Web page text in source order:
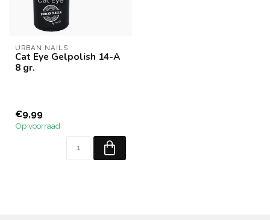
URBAN NAILS
Cat Eye Gelpolish 14-A
8 gr.
€9,99
Op voorraad